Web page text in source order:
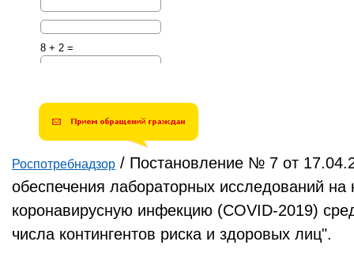
8 + 2 =
Вы здесь
Роспотребнадзор / Постановление № 7 от
обеспечения лабораторных исследований на
коронавирусную инфекцию (COVID-2019)
числа контингентов риска и здоровых лиц".